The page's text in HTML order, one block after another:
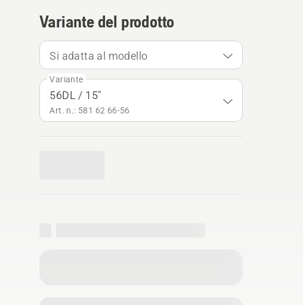
Variante del prodotto
Si adatta al modello
Variante
56DL / 15"
Art. n.: 581 62 66‑56